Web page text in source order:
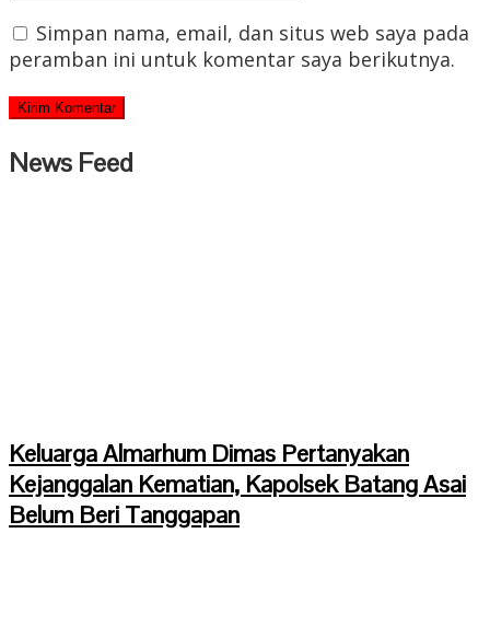
Simpan nama, email, dan situs web saya pada
peramban ini untuk komentar saya berikutnya.
News Feed
Keluarga Almarhum Dimas Pertanyakan
Kejanggalan Kematian, Kapolsek Batang Asai
Belum Beri Tanggapan